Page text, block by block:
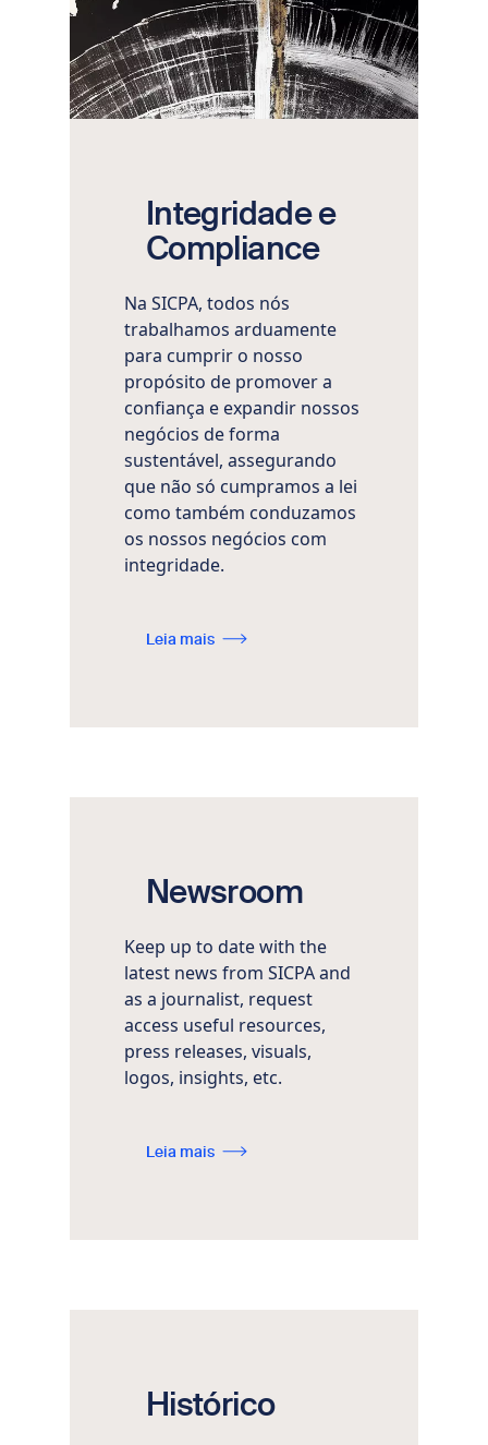
Integridade e
Compliance
Na SICPA, todos nós
trabalhamos arduamente
para cumprir o nosso
propósito de promover a
confiança e expandir nossos
negócios de forma
sustentável, assegurando
que não só cumpramos a lei
como também conduzamos
os nossos negócios com
integridade.
Leia mais
Newsroom
Keep up to date with the
latest news from SICPA and
as a journalist, request
access useful resources,
press releases, visuals,
logos, insights, etc.
Leia mais
Histórico